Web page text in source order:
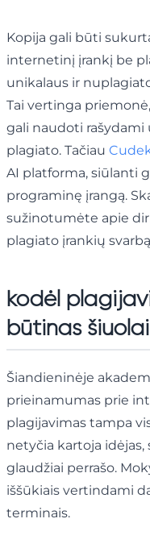
Kopija gali būti
internetinį įrankį be
unikalaus ir
Tai vertinga
gali naudoti rašydami
plagiato. Tačiau
AI platforma, siūlanti
programinę įrangą.
sužinotumėte apie
plagiato įrankių
kodėl
būtinas
Šiandieninėje
prieinamumas prie
plagijavimas tampa
netyčia kartoja
glaudžiai perrašo.
iššūkiais vertindami
terminais.